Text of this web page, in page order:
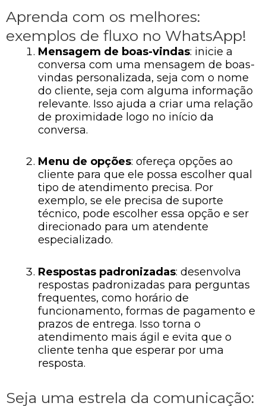
Aprenda com os melhores:
exemplos de fluxo no WhatsApp!
Mensagem de boas-vindas: inicie a
conversa com uma mensagem de boas-
vindas personalizada, seja com o nome
do cliente, seja com alguma informação
relevante. Isso ajuda a criar uma relação
de proximidade logo no início da
conversa.
Menu de opções: ofereça opções ao
cliente para que ele possa escolher qual
tipo de atendimento precisa. Por
exemplo, se ele precisa de suporte
técnico, pode escolher essa opção e ser
direcionado para um atendente
especializado.
Respostas padronizadas: desenvolva
respostas padronizadas para perguntas
frequentes, como horário de
funcionamento, formas de pagamento e
prazos de entrega. Isso torna o
atendimento mais ágil e evita que o
cliente tenha que esperar por uma
resposta.
Seja uma estrela da comunicação: